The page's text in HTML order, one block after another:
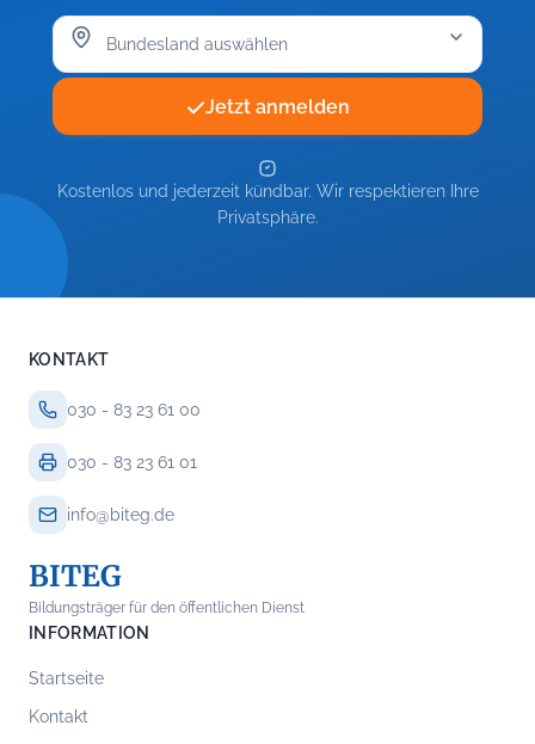
Jetzt anmelden
Kostenlos und jederzeit kündbar. Wir respektieren Ihre
Privatsphäre.
KONTAKT
030 - 83 23 61 00
030 - 83 23 61 01
info@biteg.de
BITEG
Bildungsträger für den öffentlichen Dienst
INFORMATION
Startseite
Kontakt